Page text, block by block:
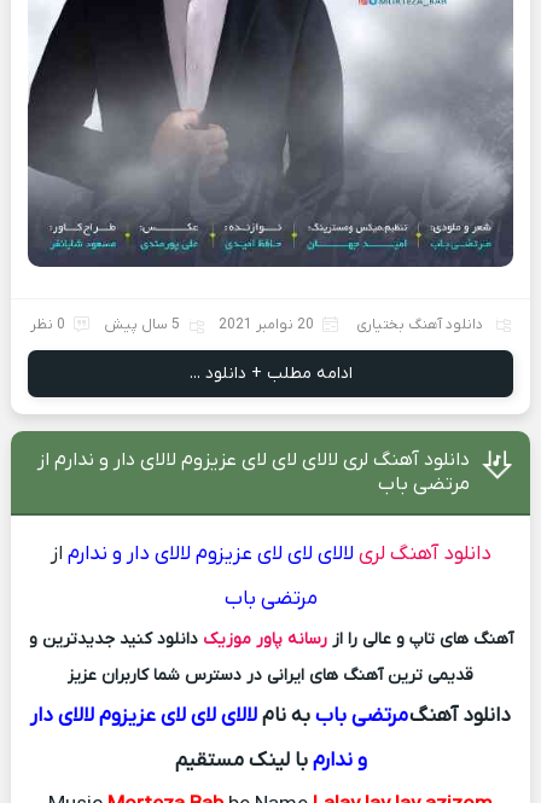
دانلود آهنگ بختیاری 20 نوامبر 2021 5 سال پیش 0 نظر
ادامه مطلب + دانلود ...
دانلود آهنگ لری لالای لای لای عزیزوم لالای دار و ندارم از
مرتضی باب
دانلود آهنگ لری لالای لای لای عزیزوم لالای دار و ندارم از
مرتضی باب
آهنگ های تاپ و عالی را ازرسانه پاور موزیک دانلود کنید جدیدترین و
قدیمی ترین آهنگ های ایرانی در دسترس شما کاربران عزیز
دانلود آهنگمرتضی باببه ناملالای لای لای عزیزوم لالای دار
و ندارمبا لینک مستقیم